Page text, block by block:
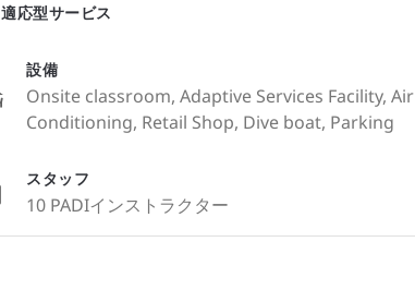
適応型サービス
設備
Onsite classroom, Adaptive Services Facility, Air
Conditioning, Retail Shop, Dive boat, Parking
スタッフ
10 PADIインストラクター